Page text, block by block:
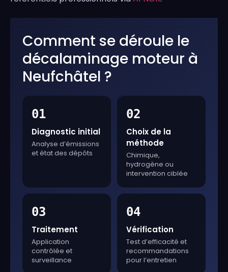
Comment se déroule le
décalaminage moteur à
Neufchâtel ?
01
Diagnostic initial
Analyse d’émissions
et état des dépôts
02
Choix de la
méthode
Chimique,
hydrogène ou
intervention ciblée
03
Traitement
Application
contrôlée et
surveillance
04
Vérification
Test d’efficacité et
recommandations
pour l’entretien